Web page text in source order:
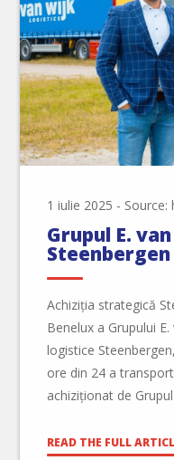
1 iulie 2025 -
Grupul E.
Steenbergen
Achiziția strategică
Benelux a Grupului
logistice
ore din 24 a
achiziționat de
entitate separată în
READ THE FULL